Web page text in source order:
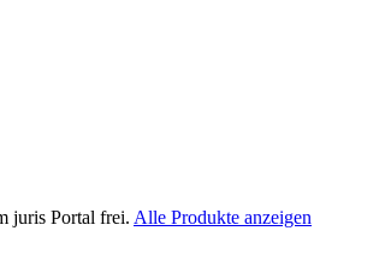
juris Portal frei. Alle Produkte anzeigen